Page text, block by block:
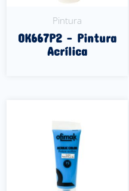
Pintura
OK667P2 – Pintura
Acrílica